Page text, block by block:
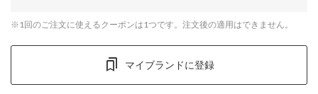
※1回のご注文に使えるクーポンは1つです。注文後の適用はできません。
マイブランドに登録